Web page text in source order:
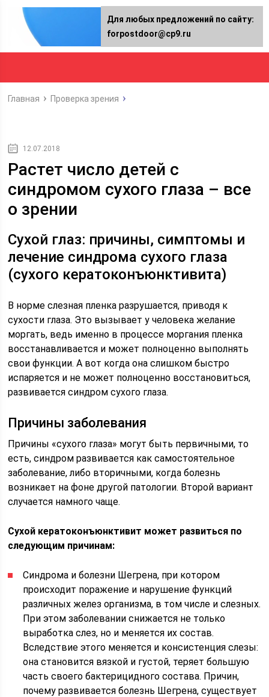
Главная Проверка зрения
12.07.2018
Растет число детей с
синдромом сухого глаза – все
о зрении
Сухой глаз: причины, симптомы и
лечение синдрома сухого глаза
(сухого кератоконъюнктивита)
В норме слезная пленка разрушается, приводя к
сухости глаза. Это вызывает у человека желание
моргать, ведь именно в процессе моргания пленка
восстанавливается и может полноценно выполнять
свои функции. А вот когда она слишком быстро
испаряется и не может полноценно восстановиться,
развивается синдром сухого глаза.
Причины заболевания
Причины «сухого глаза» могут быть первичными, то
есть, синдром развивается как самостоятельное
заболевание, либо вторичными, когда болезнь
возникает на фоне другой патологии. Второй вариант
случается намного чаще.
Сухой кератоконъюнктивит может развиться по
следующим причинам:
Синдрома и болезни Шегрена, при котором
происходит поражение и нарушение функций
различных желез организма, в том числе и слезных.
При этом заболевании снижается не только
выработка слез, но и меняется их состав.
Вследствие этого меняется и консистенция слезы:
она становится вязкой и густой, теряет большую
часть своего бактерицидного состава. Причин,
почему развивается болезнь Шегрена, существует
Для любых предложений по сайту:
forpostdoor@cp9.ru